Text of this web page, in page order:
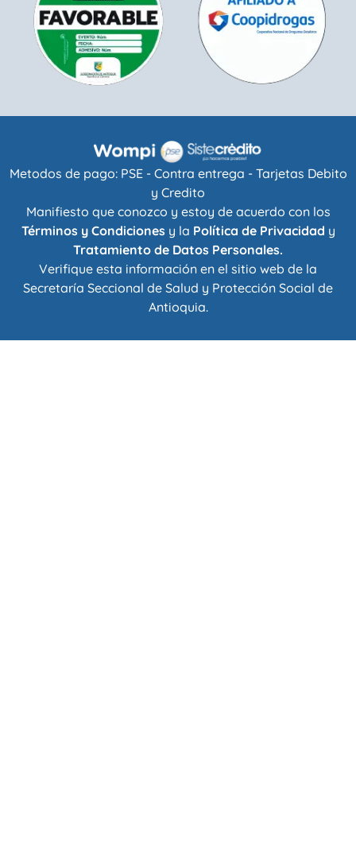
Metodos de pago: PSE - Contra entrega - Tarjetas Debito
y Credito
Manifiesto que conozco y estoy de acuerdo con los
Términos y Condicionesy la Política de Privacidad y
Tratamiento de Datos Personales.
Verifique esta información en el sitio web de la
Secretaría Seccional de Salud y Protección Social de
Antioquia.